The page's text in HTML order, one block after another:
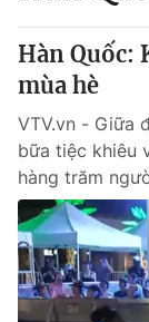
Chuyên mục
Chính trị
Xã hội
Pháp luật
Y tế
Hàn Quốc:
mùa hè
VTV.vn - Giữa
bữa tiệc khiêu
hàng trăm